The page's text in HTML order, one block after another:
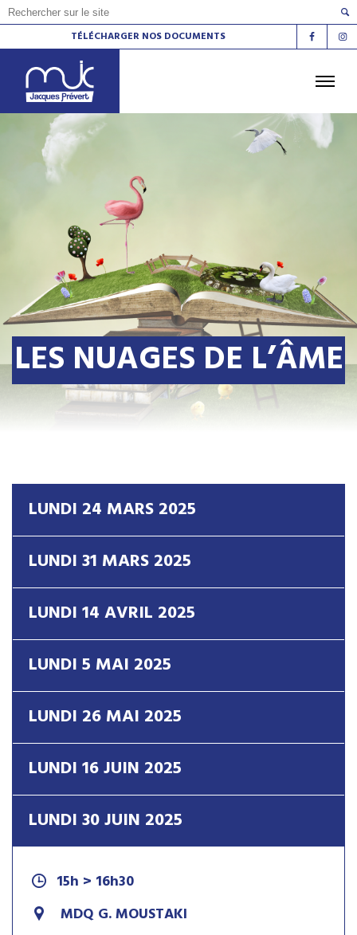
TÉLÉCHARGER NOS DOCUMENTS
ACCUEIL LES ATELIERS
LES ESPACES DE VIE SOCIALE
LA RADIO
CONTACT
LES NUAGES DE L’ÂME
LUNDI 24 MARS 2025
LUNDI 31 MARS 2025
LUNDI 14 AVRIL 2025
LUNDI 5 MAI 2025
LUNDI 26 MAI 2025
LUNDI 16 JUIN 2025
LUNDI 30 JUIN 2025
15h > 16h30
MDQ G. MOUSTAKI